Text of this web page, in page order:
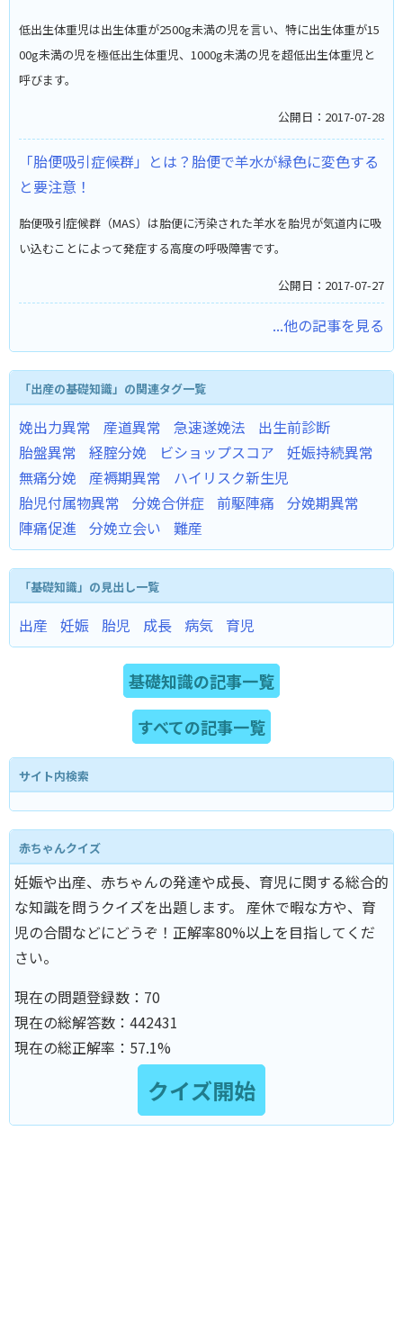
低出生体重児は出生体重が2500g未満の児を言い、特に出生体重が15
00g未満の児を極低出生体重児、1000g未満の児を超低出生体重児と
呼びます。
公開日：2017-07-28
「胎便吸引症候群」とは？胎便で羊水が緑色に変色する
と要注意！
胎便吸引症候群（MAS）は胎便に汚染された羊水を胎児が気道内に吸
い込むことによって発症する高度の呼吸障害です。
公開日：2017-07-27
...他の記事を見る
「出産の基礎知識」の関連タグ一覧
娩出力異常 産道異常 急速遂娩法
出生前診断
胎盤異常
経腟分娩 ビショップスコア
妊娠持続異常
無痛分娩
産褥期異常
ハイリスク新生児
胎児付属物異常
分娩合併症 前駆陣痛
分娩期異常
陣痛促進
分娩立会い 難産
「基礎知識」の見出し一覧
出産 妊娠 胎児 成長 病気 育児
基礎知識の記事一覧
すべての記事一覧
サイト内検索
赤ちゃんクイズ
妊娠や出産、赤ちゃんの発達や成長、育児に関する総合的
な知識を問うクイズを出題します。 産休で暇な方や、育
児の合間などにどうぞ！正解率80%以上を目指してくだ
さい。
現在の問題登録数： 70
現在の総解答数： 442431
現在の総正解率： 57.1%